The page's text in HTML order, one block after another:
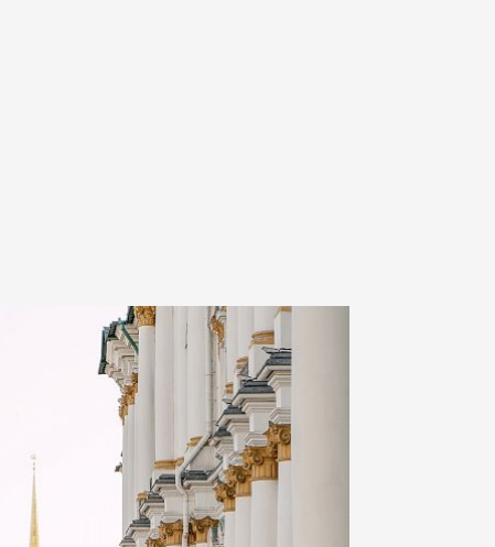
Со
и